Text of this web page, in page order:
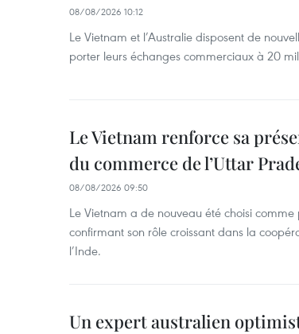
08/08/2026 10:12
Le Vietnam et l’Australie disposent de
porter leurs échanges commerciaux à 20
Le Vietnam renforce sa
du commerce de l’Uttar
08/08/2026 09:50
Le Vietnam a de nouveau été choisi comme
confirmant son rôle croissant dans la
l’Inde.
Un expert australien